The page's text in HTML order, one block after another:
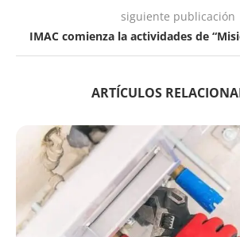
siguiente publicación
IMAC comienza la actividades de
ARTÍCULOS